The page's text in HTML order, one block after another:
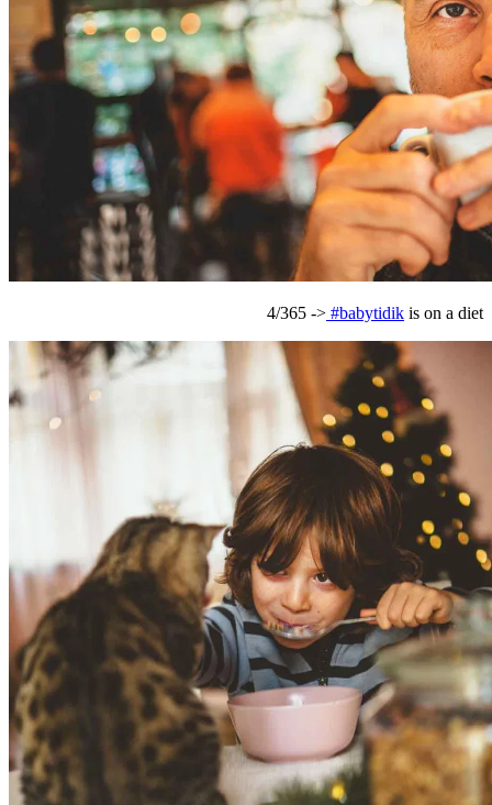
4/365 -> #babytidik is on a diet